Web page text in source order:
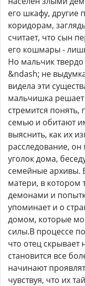
его шкафу, другие
коридорам,
считает, что сын
его кошмары -
Но мальчик твердо
&ndash; не
видела эти
мальчишка решает
стремится
семью и обитают
выяснить, как их
расследование,
уголок дома,
семейные архивы.
матери, в котором
демонами и
упоминает и о
домом, которые
силы.В процессе
что отец скрывает
становится все
начинают
чувствуя, что их